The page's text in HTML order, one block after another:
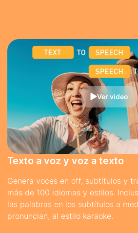
Ver vídeo
Texto a voz y voz a texto
Genera voces en off, subtítulos y
más de 100 idiomas y estilos.
las palabras en los subtítulos a
pronuncian, al estilo karaoke.